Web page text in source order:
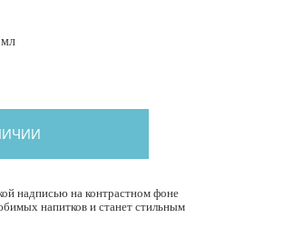
надписью на контрастном фоне
напитков и станет стильным